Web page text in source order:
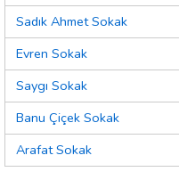
Sadık Ahmet Sokak
Evren Sokak
Saygı Sokak
Banu Çiçek Sokak
Arafat Sokak